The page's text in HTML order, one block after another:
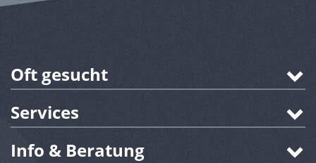
Oft gesucht
Services
Info & Beratung